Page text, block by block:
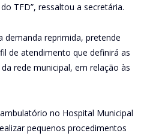
TFD”, ressaltou a secretária.
demanda reprimida, pretende
de atendimento que definirá as
rede municipal, em relação às
no Hospital Municipal
pequenos procedimentos